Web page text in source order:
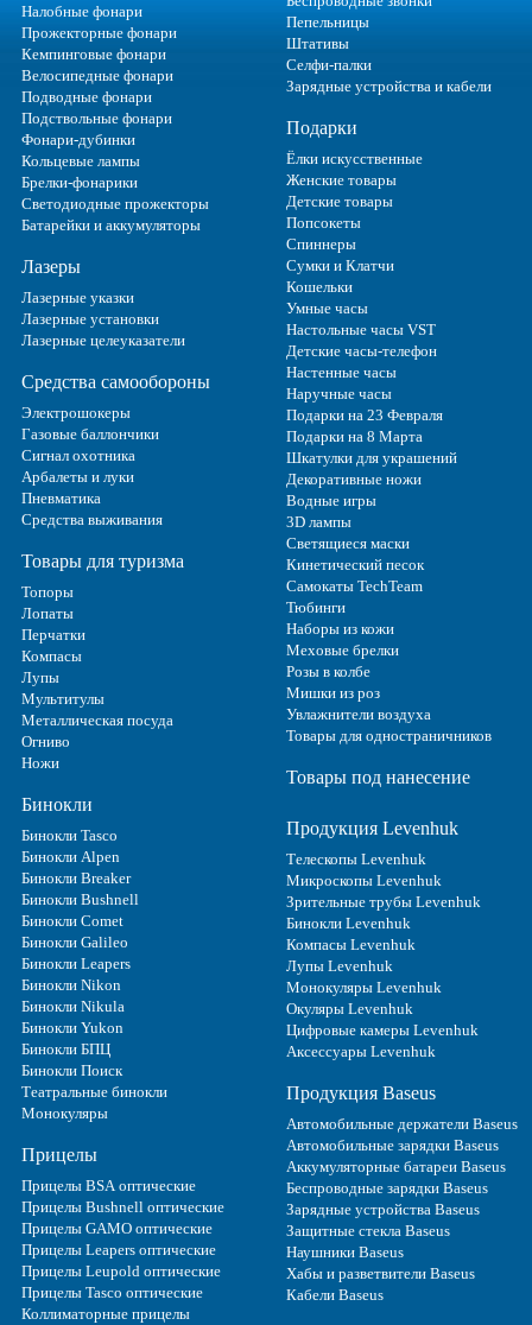
Налобные фонари
Прожекторные фонари
Кемпинговые фонари
Велосипедные фонари
Подводные фонари
Подствольные фонари
Фонари-дубинки
Кольцевые лампы
Брелки-фонарики
Светодиодные прожекторы
Батарейки и аккумуляторы
Лазеры
Лазерные указки
Лазерные установки
Лазерные целеуказатели
Средства самообороны
Электрошокеры
Газовые баллончики
Сигнал охотника
Арбалеты и луки
Пневматика
Средства выживания
Товары для туризма
Топоры
Лопаты
Перчатки
Компасы
Лупы
Мультитулы
Металлическая посуда
Огниво
Ножи
Бинокли
Бинокли Tasco
Бинокли Alpen
Бинокли Breaker
Бинокли Bushnell
Бинокли Comet
Бинокли Galileo
Бинокли Leapers
Бинокли Nikon
Бинокли Nikula
Бинокли Yukon
Бинокли БПЦ
Бинокли Поиск
Театральные бинокли
Монокуляры
Прицелы
Прицелы BSA оптические
Прицелы Bushnell оптические
Прицелы GAMO оптические
Прицелы Leapers оптические
Прицелы Leupold оптические
Прицелы Tasco оптические
Коллиматорные прицелы
Пепельницы
Штативы
Селфи-палки
Зарядные устройства и кабели
Подарки
Ёлки искусственные
Женские товары
Детские товары
Попсокеты
Спиннеры
Сумки и Клатчи
Кошельки
Умные часы
Настольные часы VST
Детские часы-телефон
Настенные часы
Наручные часы
Подарки на 23 Февраля
Подарки на 8 Марта
Шкатулки для украшений
Декоративные ножи
Водные игры
3D лампы
Светящиеся маски
Кинетический песок
Самокаты TechTeam
Тюбинги
Наборы из кожи
Меховые брелки
Розы в колбе
Мишки из роз
Увлажнители воздуха
Товары для одностраничников
Товары под нанесение
Продукция Levenhuk
Телескопы Levenhuk
Микроскопы Levenhuk
Зрительные трубы Levenhuk
Бинокли Levenhuk
Компасы Levenhuk
Лупы Levenhuk
Монокуляры Levenhuk
Окуляры Levenhuk
Цифровые камеры Levenhuk
Аксессуары Levenhuk
Продукция Baseus
Автомобильные держатели Baseus
Автомобильные зарядки Baseus
Аккумуляторные батареи Baseus
Беспроводные зарядки Baseus
Зарядные устройства Baseus
Защитные стекла Baseus
Наушники Baseus
Хабы и разветвители Baseus
Кабели Baseus